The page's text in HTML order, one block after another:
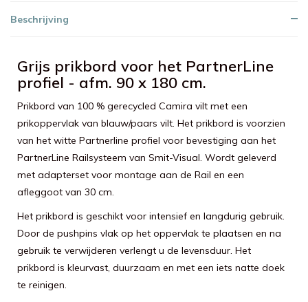
Beschrijving
Grijs prikbord voor het PartnerLine
profiel - afm. 90 x 180 cm.
Prikbord van 100 % gerecycled Camira vilt met een
prikoppervlak van blauw/paars vilt. Het prikbord is voorzien
van het witte Partnerline profiel voor bevestiging aan het
PartnerLine Railsysteem van Smit-Visual. Wordt geleverd
met adapterset voor montage aan de Rail en een
afleggoot van 30 cm.
Het prikbord is geschikt voor intensief en langdurig gebruik.
Door de pushpins vlak op het oppervlak te plaatsen en na
gebruik te verwijderen verlengt u de levensduur. Het
prikbord is kleurvast, duurzaam en met een iets natte doek
te reinigen.